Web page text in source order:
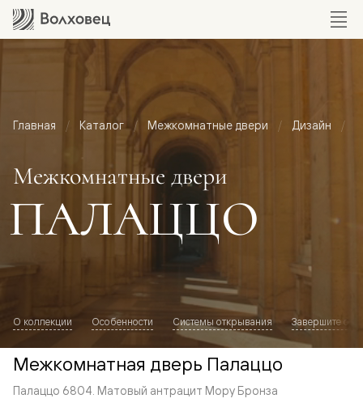
Главная Каталог Межкомнатные двери Дизайн
Межкомнатные двери
ПАЛАЦЦО
О коллекции Особенности Системы открывания Завершите
Межкомнатная дверь Палаццо
Палаццо 6804. Матовый антрацит Мору Бронза